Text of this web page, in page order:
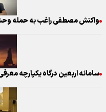
واکنش مصطفی راغب به حمله‌
سامانه اربعین درگاه یکپارچه